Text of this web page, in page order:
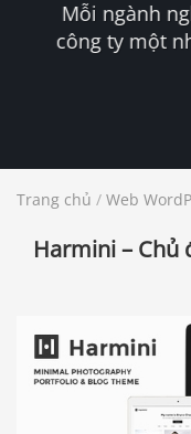
Mỗi ngành
công ty một
Trang chủ / Web
Harmini – Chủ